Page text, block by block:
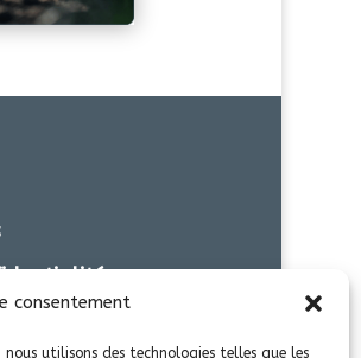
consentement
utilisons des technologies telles que les